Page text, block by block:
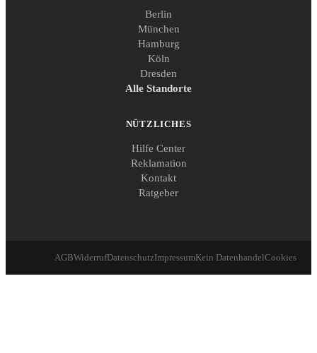
Berlin
München
Hamburg
Köln
Dresden
Alle Standorte
NÜTZLICHES
Hilfe Center
Reklamation
Kontakt
Ratgeber
AGBWiderrufDatenschutzImpressumKein DatenhandelCookies